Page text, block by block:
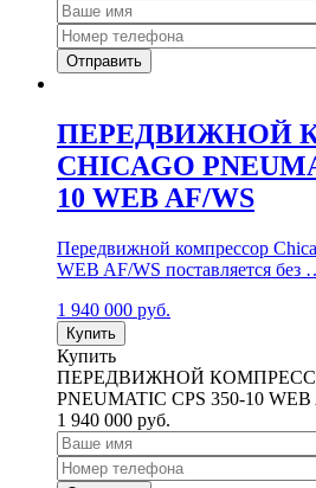
ПЕРЕДВИЖНОЙ
CHICAGO
10 WEB AF/WS
Передвижной компрессор
WEB AF/WS поставляется без
1 940 000 руб.
Купить
Купить
ПЕРЕДВИЖНОЙ
PNEUMATIC CPS 350-10 WEB
1 940 000 руб.